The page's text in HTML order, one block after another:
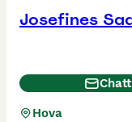
Josefines
Chatt
Hova